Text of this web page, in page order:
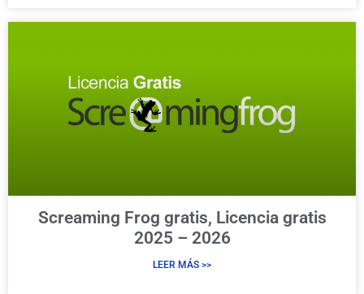
Screaming Frog gratis, Licencia gratis
2025 – 2026
LEER MÁS >>